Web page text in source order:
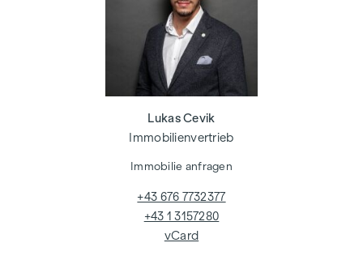
Lukas Cevik
Immobilienvertrieb
Immobilie anfragen
+43 676 7732377
+43 1 3157280
vCard